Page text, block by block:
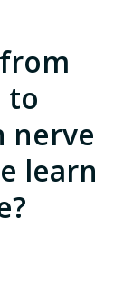
to
nerve
learn